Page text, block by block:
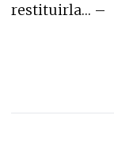
restituirla… –